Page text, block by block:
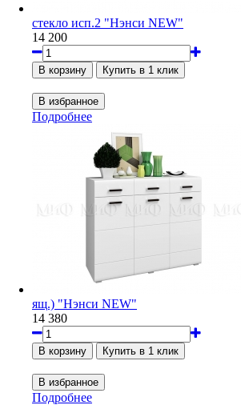
стекло исп.2 "Нэнси NEW"
14 200
Подробнее
ящ.) "Нэнси NEW"
14 380
Подробнее